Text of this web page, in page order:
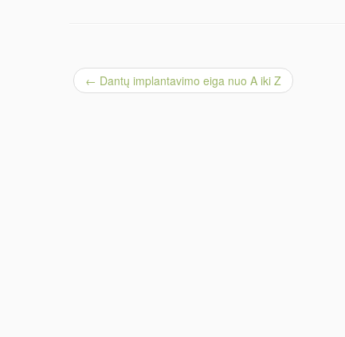
← Dantų implantavimo eiga nuo A iki Z